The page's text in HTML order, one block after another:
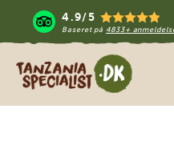
4.9/5
Baseret på 4833+
Tanzania Specialist